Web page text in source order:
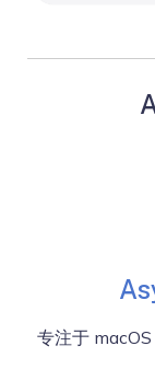
专注于